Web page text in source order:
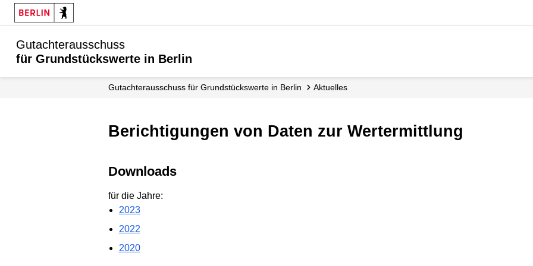
Gutachterausschuss
für Grundstückswerte in Berlin
Gutachter­ausschuss für Grundstücks­werte in Berlin Aktuelles
Berichtigungen von Daten zur Wertermittlung
Downloads
für die Jahre:
2023
2022
2020